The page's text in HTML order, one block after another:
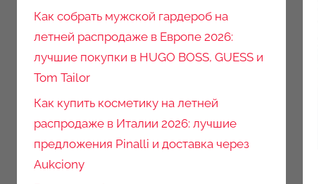
Как собрать мужской гардероб на
летней распродаже в Европе 2026:
лучшие покупки в HUGO BOSS, GUESS и
Tom Tailor
Как купить косметику на летней
распродаже в Италии 2026: лучшие
предложения Pinalli и доставка через
Aukciony